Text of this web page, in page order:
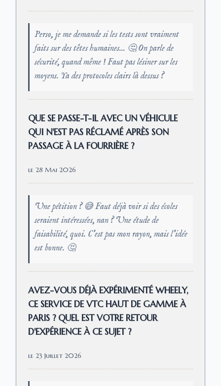
Perso, je me demande si les tests sont vraiment
faits sur des têtes humaines... 🤔 On parle de
sécurité, quand même ! Faut pas lésiner sur les
moyens. Ya des protocoles clairs là dessus ?
QUE SE PASSE-T-IL AVEC UN VÉHICULE
QUI N'EST PAS RÉCLAMÉ APRÈS SON
PASSAGE À LA FOURRIÈRE ?
le 28 Mai 2026
Une pétition ? 😅 Faut déjà voir si des écoles
seraient intéressées, nan ? Une étude de
faisabilité, quoi. C'est pas mon rayon, mais l'idée
est bonne. 🤔
AVEZ-VOUS DÉJÀ EXPÉRIMENTÉ WHEELY,
CE SERVICE DE VTC HAUT DE GAMME À
PARIS ? QUEL EST VOTRE RETOUR
D'EXPÉRIENCE À CE SUJET ?
le 23 Juillet 2026